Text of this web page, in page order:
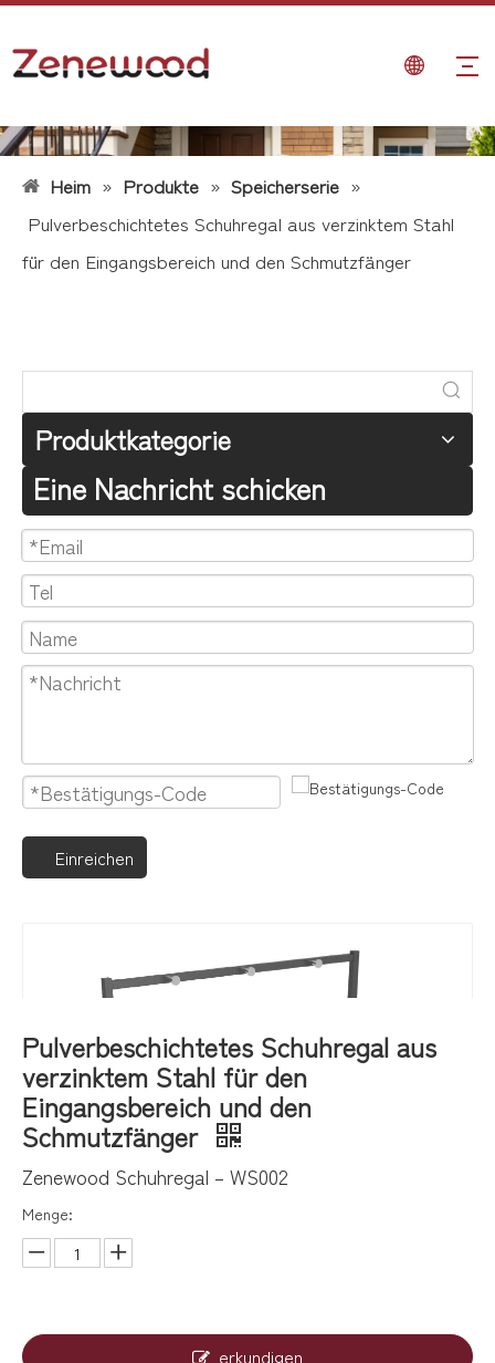
Heim » Produkte » Speicherserie »
Pulverbeschichtetes Schuhregal aus verzinktem Stahl
für den Eingangsbereich und den Schmutzfänger
Produktkategorie
Eine Nachricht schicken
Einreichen
Pulverbeschichtetes Schuhregal aus
verzinktem Stahl für den
Eingangsbereich und den
Schmutzfänger
Zenewood Schuhregal – WS002
Menge:
erkundigen